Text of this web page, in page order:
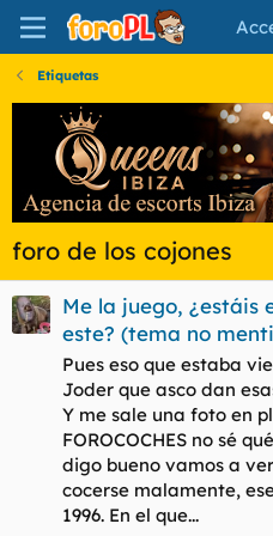
Etiquetas
foro de los cojones
Me la juego, ¿estáis
este? (tema no
Pues eso que estaba
Joder que asco dan
Y me sale una foto en
FOROCOCHES no sé
digo bueno vamos a
cocerse malamente,
1996. En el que...